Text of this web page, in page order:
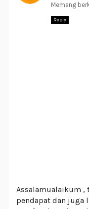
Memang
Reply
Assalamualaikum ,
pendapat dan juga